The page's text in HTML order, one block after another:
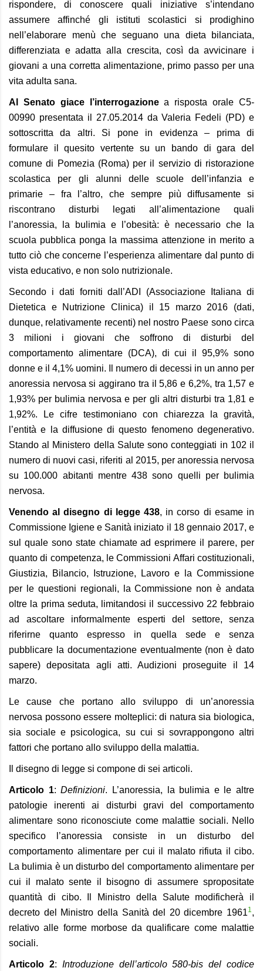
rispondere, di conoscere quali iniziative s’intendano
assumere affinché gli istituti scolastici si prodighino
nell’elaborare menù che seguano una dieta bilanciata,
differenziata e adatta alla crescita, così da avvicinare i
giovani a una corretta alimentazione, primo passo per una
vita adulta sana.
Al Senato giace l’interrogazionea risposta orale C5-
00990 presentata il 27.05.2014 da Valeria Fedeli (PD) e
sottoscritta da altri. Si pone in evidenza – prima di
formulare il quesito vertente su un bando di gara del
comune di Pomezia (Roma) per il servizio di ristorazione
scolastica per gli alunni delle scuole dell’infanzia e
primarie – fra l’altro, che sempre più diffusamente si
riscontrano disturbi legati all’alimentazione quali
l’anoressia, la bulimia e l’obesità: è necessario che la
scuola pubblica ponga la massima attenzione in merito a
tutto ciò che concerne l’esperienza alimentare dal punto di
vista educativo, e non solo nutrizionale.
Secondo i dati forniti dall’ADI (Associazione Italiana di
Dietetica e Nutrizione Clinica) il 15 marzo 2016 (dati,
dunque, relativamente recenti) nel nostro Paese sono circa
3 milioni i giovani che soffrono di disturbi del
comportamento alimentare (DCA), di cui il 95,9% sono
donne e il 4,1% uomini. Il numero di decessi in un anno per
anoressia nervosa si aggirano tra il 5,86 e 6,2%, tra 1,57 e
1,93% per bulimia nervosa e per gli altri disturbi tra 1,81 e
1,92%. Le cifre testimoniano con chiarezza la gravità,
l’entità e la diffusione di questo fenomeno degenerativo.
Stando al Ministero della Salute sono conteggiati in 102 il
numero di nuovi casi, riferiti al 2015, per anoressia nervosa
su 100.000 abitanti mentre 438 sono quelli per bulimia
nervosa.
Venendo al disegno di legge 438, in corso di esame in
Commissione Igiene e Sanità iniziato il 18 gennaio 2017, e
sul quale sono state chiamate ad esprimere il parere, per
quanto di competenza, le Commissioni Affari costituzionali,
Giustizia, Bilancio, Istruzione, Lavoro e la Commissione
per le questioni regionali, la Commissione non è andata
oltre la prima seduta, limitandosi il successivo 22 febbraio
ad ascoltare informalmente esperti del settore, senza
riferirne quanto espresso in quella sede e senza
pubblicare la documentazione eventualmente (non è dato
sapere) depositata agli atti. Audizioni proseguite il 14
marzo.
Le cause che portano allo sviluppo di un’anoressia
nervosa possono essere molteplici: di natura sia biologica,
sia sociale e psicologica, su cui si sovrappongono altri
fattori che portano allo sviluppo della malattia.
Il disegno di legge si compone di sei articoli.
Articolo 1:Definizioni. L’anoressia, la bulimia e le altre
patologie inerenti ai disturbi gravi del comportamento
alimentare sono riconosciute come malattie sociali. Nello
specifico l’anoressia consiste in un disturbo del
comportamento alimentare per cui il malato rifiuta il cibo.
La bulimia è un disturbo del comportamento alimentare per
cui il malato sente il bisogno di assumere spropositate
quantità di cibo. Il Ministro della Salute modificherà il
decreto del Ministro della Sanità del 20 dicembre 19611,
relativo alle forme morbose da qualificare come malattie
sociali.
Articolo 2: Introduzione dell’articolo 580-bis del codice